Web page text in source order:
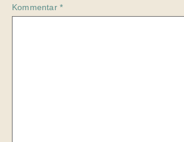
Kommentar *